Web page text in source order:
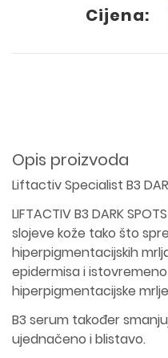
Cijena:
Opis proizvoda
Liftactiv Specialist B3
LIFTACTIV B3 DARK
slojeve kože tako što
hiperpigmentacijskih
epidermisa i
hiperpigmentacijske
B3 serum također
ujednačeno i blistavo.